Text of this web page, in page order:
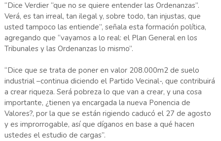
“Dice Verdier “que no se quiere entender las Ordenanzas”.
Verá, es tan irreal, tan ilegal y, sobre todo, tan injustas, que
usted tampoco las entiende”, señala esta formación política,
agregando que “vayamos a lo real: el Plan General en los
Tribunales y las Ordenanzas lo mismo”.
“Dice que se trata de poner en valor 208.000m2 de suelo
industrial –continua diciendo el Partido Vecinal-, que contribuirá
a crear riqueza. Será pobreza lo que van a crear, y una cosa
importante, ¿tienen ya encargada la nueva Ponencia de
Valores?, por la que se están rigiendo caducó el 27 de agosto
y es improrrogable, así que díganos en base a qué hacen
ustedes el estudio de cargas”.